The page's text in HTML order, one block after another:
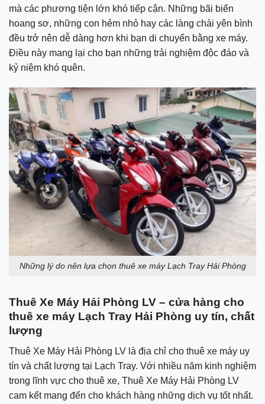
mà các phương tiện lớn khó tiếp cận. Những bãi biển
hoang sơ, những con hẻm nhỏ hay các làng chài yên bình
đều trở nên dễ dàng hơn khi bạn di chuyển bằng xe máy.
Điều này mang lại cho bạn những trải nghiệm độc đáo và
kỷ niệm khó quên.
Những lý do nên lựa chọn thuê xe máy Lạch Tray Hải Phòng
Thuê Xe Máy Hải Phòng LV – cửa hàng cho
thuê xe máy Lạch Tray Hải Phòng uy tín, chất
lượng
Thuê Xe Máy Hải Phòng LV là địa chỉ cho thuê xe máy uy
tín và chất lượng tại Lạch Tray. Với nhiều năm kinh nghiệm
trong lĩnh vực cho thuê xe, Thuê Xe Máy Hải Phòng LV
cam kết mang đến cho khách hàng những dịch vụ tốt nhất.